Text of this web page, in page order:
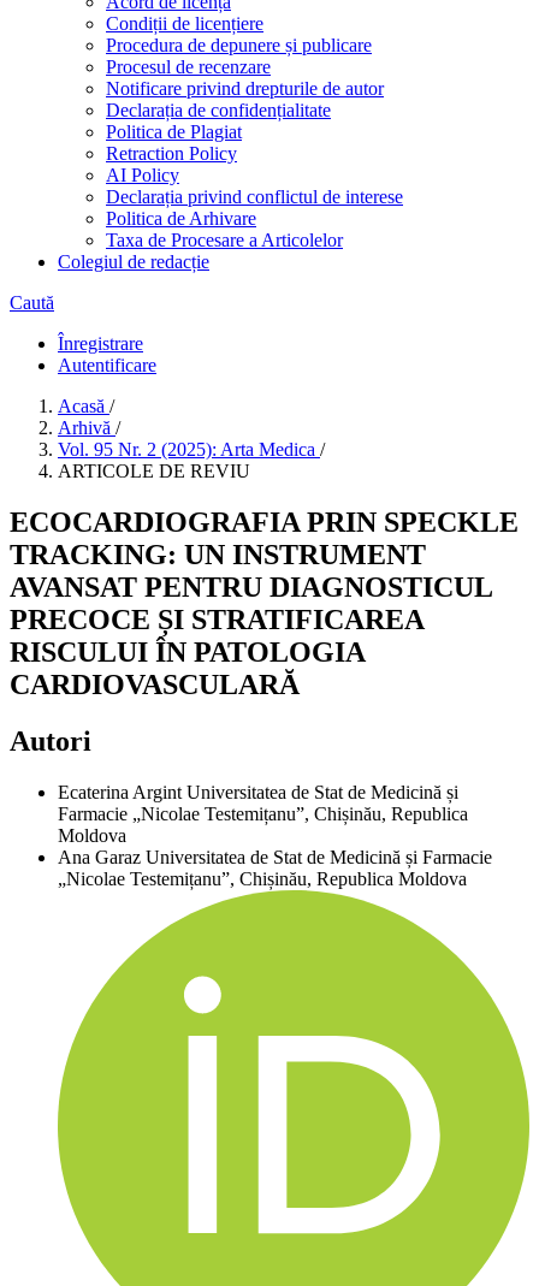
Condiții de licențiere
Procedura de depunere și publicare
Procesul de recenzare
Notificare privind drepturile de autor
Declarația de confidențialitate
Politica de Plagiat
Retraction Policy
AI Policy
Declarația privind conflictul de interese
Politica de Arhivare
Taxa de Procesare a Articolelor
Colegiul de redacție
Caută
Înregistrare
Autentificare
Acasă /
Arhivă /
Vol. 95 Nr. 2 (2025): Arta Medica /
ARTICOLE DE REVIU
ECOCARDIOGRAFIA PRIN SPECKLE
TRACKING: UN INSTRUMENT
AVANSAT PENTRU DIAGNOSTICUL
PRECOCE ȘI STRATIFICAREA
RISCULUI ÎN PATOLOGIA
CARDIOVASCULARĂ
Autori
Ecaterina Argint Universitatea de Stat de Medicină și
Farmacie „Nicolae Testemițanu”, Chișinău, Republica
Moldova
Ana Garaz Universitatea de Stat de Medicină și Farmacie
„Nicolae Testemițanu”, Chișinău, Republica Moldova